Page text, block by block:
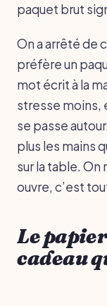
paquet brut
On a arrêté de
préfère un
mot écrit à la
stresse moins,
se passe
plus les mains
sur la table. On
ouvre, c’est
Le
cadeau